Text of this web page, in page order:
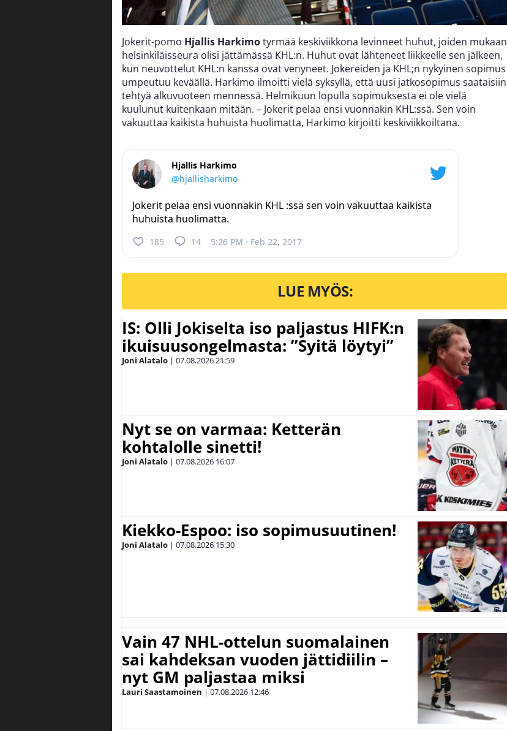
Jokerit-pomo Hjallis Harkimotyrmää keskiviikkona levinneet huhut, joiden mukaan
helsinkiläisseura olisi jättämässä KHL:n. Huhut ovat lähteneet liikkeelle sen jälkeen,
kun neuvottelut KHL:n kanssa ovat venyneet. Jokereiden ja KHL;n nykyinen sopimus
umpeutuu keväällä. Harkimo ilmoitti vielä syksyllä, että uusi jatkosopimus saataisiin
tehtyä alkuvuoteen mennessä. Helmikuun lopulla sopimuksesta ei ole vielä
kuulunut kuitenkaan mitään. – Jokerit pelaa ensi vuonnakin KHL:ssä. Sen voin
vakuuttaa kaikista huhuista huolimatta, Harkimo kirjoitti keskiviikkoiltana.
Hjallis Harkimo
@hjallisharkimo
Jokerit pelaa ensi vuonnakin KHL :ssä sen voin vakuuttaa kaikista
huhuista huolimatta.
185 14 5:26 PM · Feb 22, 2017
LUE MYÖS:
IS: Olli Jokiselta iso paljastus HIFK:n
ikuisuusongelmasta: ”Syitä löytyi”
Joni Alatalo | 07.08.202621:59
Nyt se on varmaa: Ketterän
kohtalolle sinetti!
Joni Alatalo | 07.08.2026 16:07
Kiekko-Espoo: iso sopimusuutinen!
Joni Alatalo | 07.08.2026 15:30
Vain 47 NHL-ottelun suomalainen
sai kahdeksan vuoden jättidiilin –
nyt GM paljastaa miksi
Lauri Saastamoinen | 07.08.2026 12:46